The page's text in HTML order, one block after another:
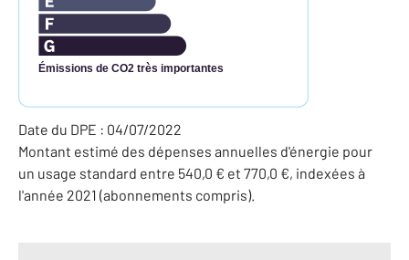
Émissions de CO2 très importantes
Date du DPE : 04/07/2022
Montant estimé des dépenses annuelles d'énergie pour
un usage standard entre 540,0 € et 770,0 €, indexées à
l'année 2021 (abonnements compris).